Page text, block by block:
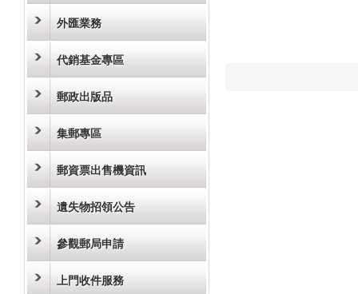
外匯業務
代銷基金專區
郵政出版品
集郵專區
郵資票出售機資訊
遺失物招領公告
參觀郵局申請
上門收件服務